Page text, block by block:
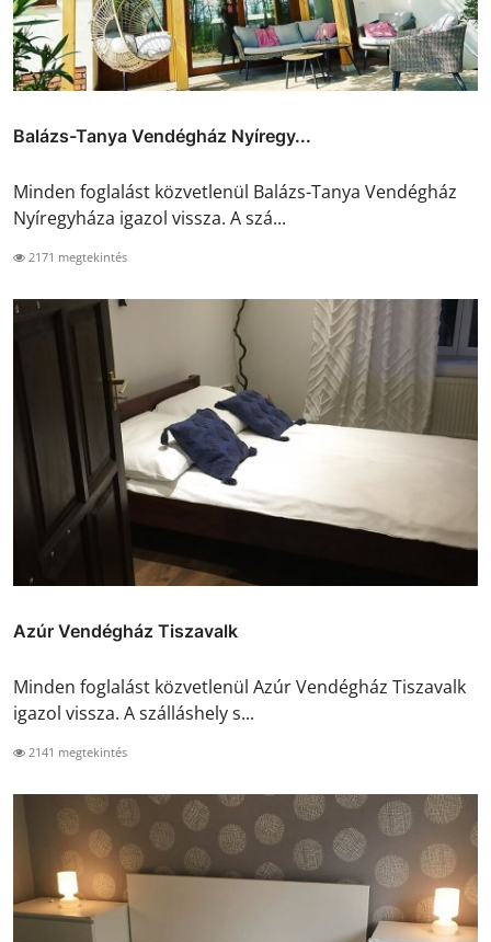
Balázs-Tanya Vendégház Nyíregy...
Minden foglalást közvetlenül Balázs-Tanya Vendégház
Nyíregyháza igazol vissza. A szá...
2171 megtekintés
Azúr Vendégház Tiszavalk
Minden foglalást közvetlenül Azúr Vendégház Tiszavalk
igazol vissza. A szálláshely s...
2141 megtekintés